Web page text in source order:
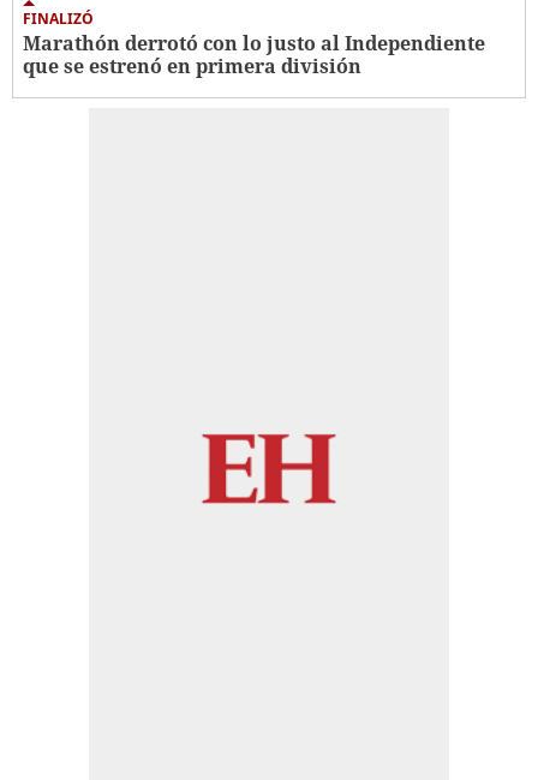
FINALIZÓ
Marathón derrotó con lo justo al Independiente
que se estrenó en primera división